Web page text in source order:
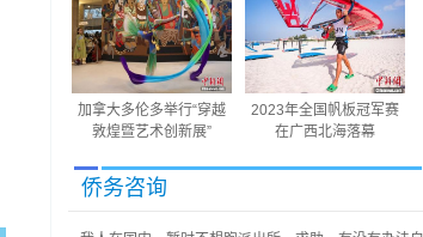
加拿大多伦多举行“穿越
敦煌暨艺术创新展”
2023年全国帆板冠军赛
在广西北海落幕
侨务咨询